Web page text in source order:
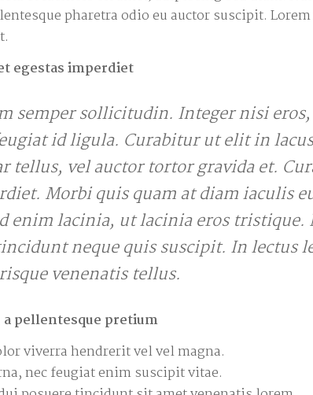
pharetra odio eu auctor suscipit.
egestas imperdiet
semper sollicitudin. Integer nisi
id ligula. Curabitur ut elit in
tellus, vel auctor tortor gravida et.
Morbi quis quam at diam iaculis
enim lacinia, ut lacinia eros tristique.
neque quis suscipit. In lectus
venenatis tellus.
pellentesque pretium
viverra hendrerit vel vel magna.
nec feugiat enim suscipit vitae.